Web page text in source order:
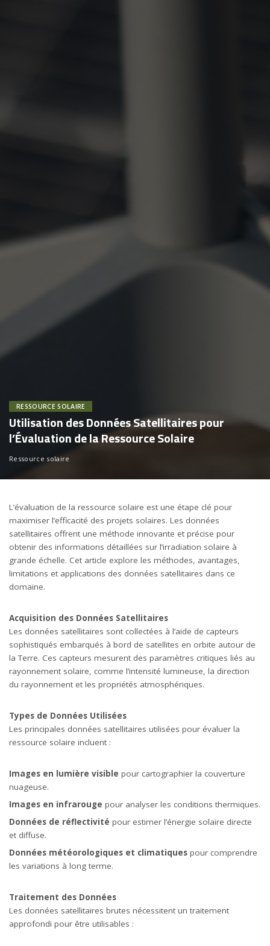
RESSOURCE SOLAIRE
Utilisation des Données Satellitaires pour
l’Évaluation de la Ressource Solaire
Ressource solaire
L’évaluation de la ressource solaire est une étape clé pour
maximiser l’efficacité des projets solaires. Les données
satellitaires offrent une méthode innovante et précise pour
obtenir des informations détaillées sur l’irradiation solaire à
grande échelle. Cet article explore les méthodes, avantages,
limitations et applications des données satellitaires dans ce
domaine.
Acquisition des Données Satellitaires
Les données satellitaires sont collectées à l’aide de capteurs
sophistiqués embarqués à bord de satellites en orbite autour de
la Terre. Ces capteurs mesurent des paramètres critiques liés au
rayonnement solaire, comme l’intensité lumineuse, la direction
du rayonnement et les propriétés atmosphériques.
Types de Données Utilisées
Les principales données satellitaires utilisées pour évaluer la
ressource solaire incluent :
Images en lumière visible pour cartographier la couverture
nuageuse.
Images en infrarouge pour analyser les conditions thermiques.
Données de réflectivité pour estimer l’énergie solaire directe
et diffuse.
Données météorologiques et climatiques pour comprendre
les variations à long terme.
Traitement des Données
Les données satellitaires brutes nécessitent un traitement
approfondi pour être utilisables :